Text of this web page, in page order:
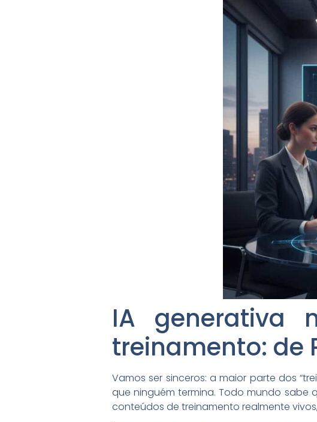
IA generativa
treinamento: de
Vamos ser sinceros: a maior parte dos
que ninguém termina. Todo mundo sabe
conteúdos de treinamento realmente